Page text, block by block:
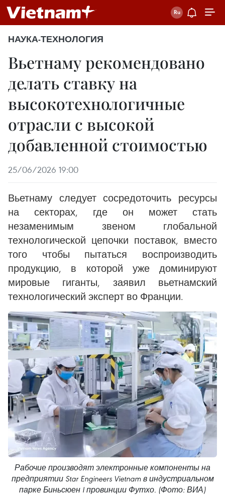
НАУКА-ТЕХНОЛОГИЯ
Вьетнаму рекомендовано
делать ставку на
высокотехнологичные
отрасли с высокой
добавленной стоимостью
25/06/2026 19:00
Вьетнаму следует сосредоточить ресурсы
на секторах, где он может стать
незаменимым звеном глобальной
технологической цепочки поставок, вместо
того чтобы пытаться воспроизводить
продукцию, в которой уже доминируют
мировые гиганты, заявил вьетнамский
технологический эксперт во Франции.
Рабочие производят электронные компоненты на
предприятии Star Engineers Vietnam в индустриальном
парке Биньсюен I провинции Футхо. (Фото: ВИА)